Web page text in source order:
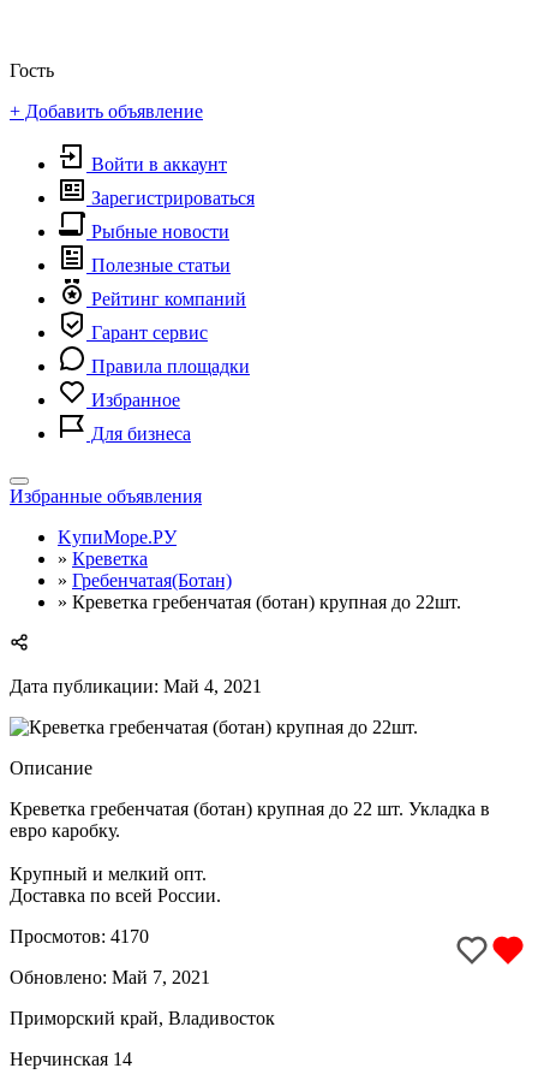
Гость
+ Добавить объявление
Войти в аккаунт
Зарегистрироваться
Рыбные новости
Полезные статьи
Рейтинг компаний
Гарант сервис
Правила площадки
Избранное
Для бизнеса
Toggle
navigation
Избранные объявления
KупиМоре.РУ
» Креветка
» Гребенчатая(Ботан)
» Креветка гребенчатая (ботан) крупная до 22шт.
Дата публикации: Май 4, 2021
Описание
Креветка гребенчатая (ботан) крупная до 22 шт. Укладка в
евро каробку.
Крупный и мелкий опт.
Доставка по всей России.
Просмотов: 4170
Обновлено: Май 7, 2021
Приморский край, Владивосток
Нерчинская 14